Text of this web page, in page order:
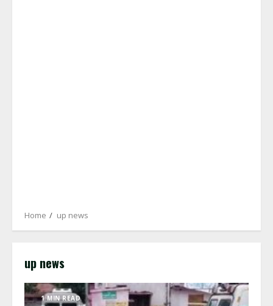
Home up news
up news
1 MIN READ